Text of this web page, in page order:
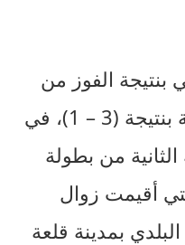
بنتيجة الفوز من
ميدان وداد قلعة السراغنة بنتيجة (3 – 1)، في
من بطولة
أقيمت زوال
بمدينة قلعة